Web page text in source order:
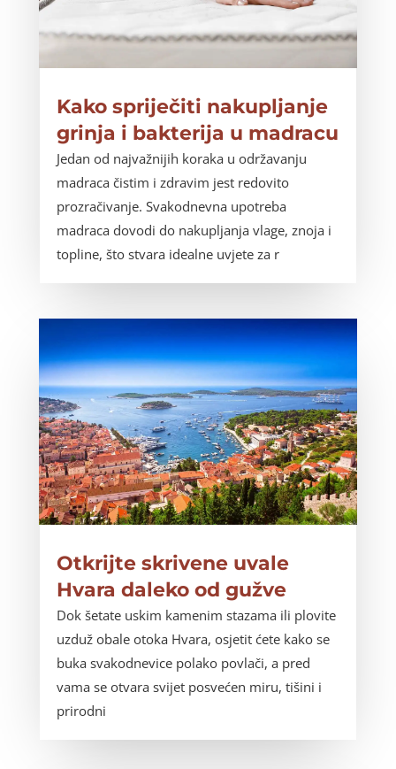
Kako spriječiti nakupljanje
grinja i bakterija u madracu
Jedan od najvažnijih koraka u održavanju
madraca čistim i zdravim jest redovito
prozračivanje. Svakodnevna upotreba
madraca dovodi do nakupljanja vlage, znoja i
topline, što stvara idealne uvjete za r
Otkrijte skrivene uvale
Hvara daleko od gužve
Dok šetate uskim kamenim stazama ili plovite
uzduž obale otoka Hvara, osjetit ćete kako se
buka svakodnevice polako povlači, a pred
vama se otvara svijet posvećen miru, tišini i
prirodni